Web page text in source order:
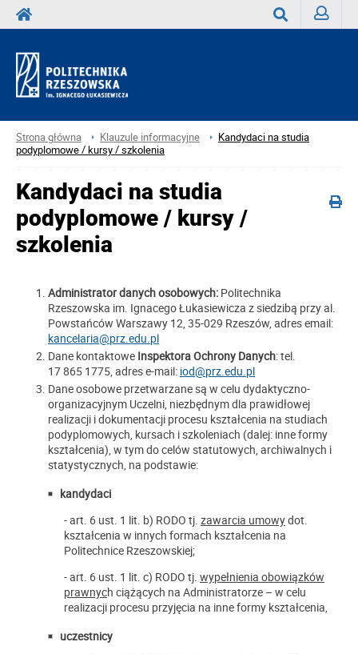
Strona główna Klauzule informacyjne
Kandydaci na studia
podyplomowe / kursy / szkolenia
Kandydaci na studia
podyplomowe / kursy /
szkolenia
Administrator danych osobowych: Politechnika
Rzeszowska im. Ignacego Łukasiewicza z siedzibą przy al.
Powstańców Warszawy 12, 35-029 Rzeszów, adres email:
kancelaria@prz.edu.pl
Dane kontaktowe Inspektora Ochrony Danych: tel.
17 865 1775, adres e-mail: iod@prz.edu.pl
Dane osobowe przetwarzane są w celu dydaktyczno-
organizacyjnym Uczelni, niezbędnym dla prawidłowej
realizacji i dokumentacji procesu kształcenia na studiach
podyplomowych, kursach i szkoleniach (dalej: inne formy
kształcenia), w tym do celów statutowych, archiwalnych i
statystycznych, na podstawie:
kandydaci
- art. 6 ust. 1 lit. b) RODO tj. zawarcia umowydot.
kształcenia w innych formach kształcenia na
Politechnice Rzeszowskiej;
- art. 6 ust. 1 lit. c) RODO tj. wypełnienia obowiązków
prawnych ciążących na Administratorze – w celu
realizacji procesu przyjęcia na inne formy kształcenia,
uczestnicy